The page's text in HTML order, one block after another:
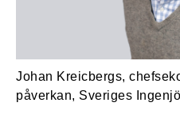
Johan Kreicbergs,
påverkan, Sveriges